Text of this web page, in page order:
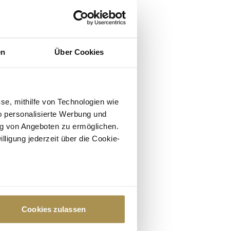
Über Cookies
mithilfe von Technologien wie
Werbung und
von Angeboten zu ermöglichen.
jederzeit über die Cookie-
Ihre Präferenzen im
Cookies zulassen